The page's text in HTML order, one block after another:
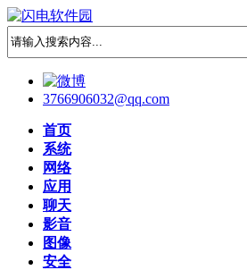
3766906032@qq.com
首页
系统
网络
应用
聊天
影音
图像
安全